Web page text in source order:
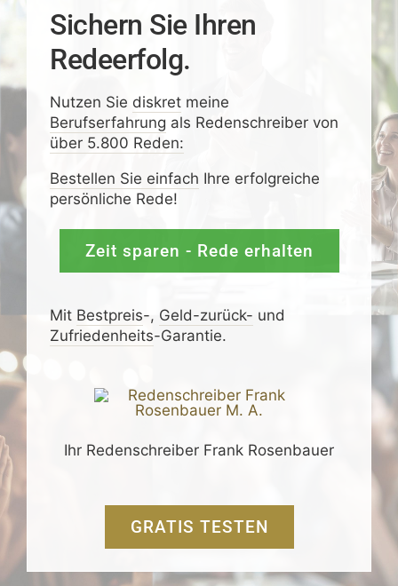
Sichern Sie Ihren
Redeerfolg.
Nutzen Sie diskretmeine
Berufserfahrung als Redenschreiber von
über 5.800 Reden:
Bestellen Sie einfach Ihre erfolgreiche
persönliche Rede!
Zeit sparen - Rede erhalten
Mit Bestpreis-, Geld-zurück- und
Zufrieden­­heits-Garantie.
Ihr Redenschreiber Frank Rosenbauer
GRATIS TESTEN